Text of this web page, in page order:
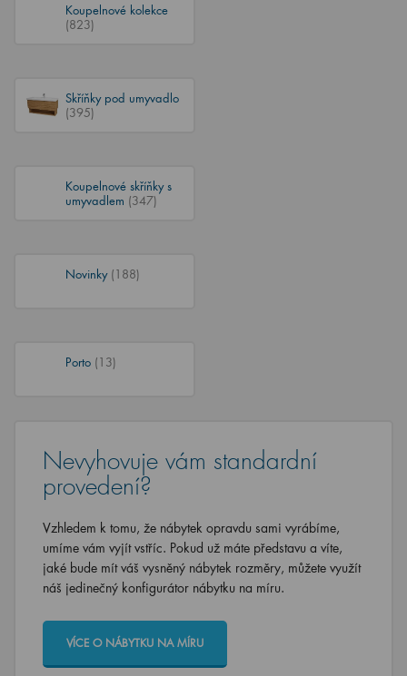
Koupelnové kolekce
(823)
Skříňky pod umyvadlo
(395)
Koupelnové skříňky s
umyvadlem (347)
Novinky (188)
Porto (13)
Nevyhovuje vám standardní
provedení?
Vzhledem k tomu, že nábytek opravdu sami vyrábíme,
umíme vám vyjít vstříc. Pokud už máte představu a víte,
jaké bude mít váš vysněný nábytek rozměry, můžete využít
náš jedinečný konfigurátor nábytku na míru.
VÍCE O NÁBYTKU NA MÍRU